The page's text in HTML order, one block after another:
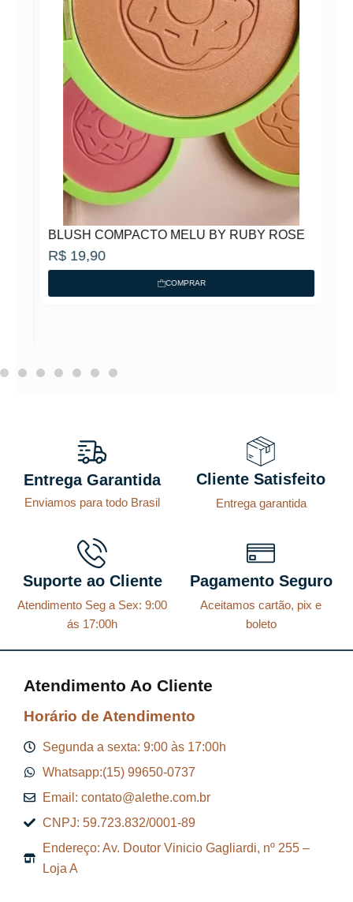
BLUSH COMPACTO MELU BY RUBY ROSE
R$19,90
COMPRAR
Entrega Garantida
Enviamos para todo Brasil
Cliente Satisfeito
Entrega garantida
Suporte ao Cliente
Atendimento Seg a Sex: 9:00
ás 17:00h
Pagamento Seguro
Aceitamos cartão, pix e
boleto
Atendimento Ao Cliente
Horário de Atendimento
Segunda a sexta: 9:00 às 17:00h
Whatsapp:(15) 99650-0737
Email: contato@alethe.com.br
CNPJ: 59.723.832/0001-89
Endereço: Av. Doutor Vinicio Gagliardi, nº 255 –
Loja A